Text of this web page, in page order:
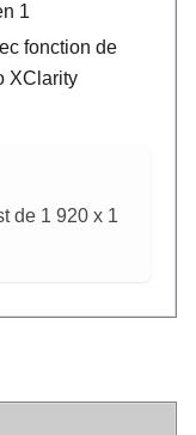
1
fonction de
XClarity
de 1 920 x 1